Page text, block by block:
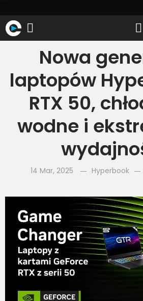
Nowa
laptopów
RTX 50,
wodne i
14 Mar, 2025 Hyperbook